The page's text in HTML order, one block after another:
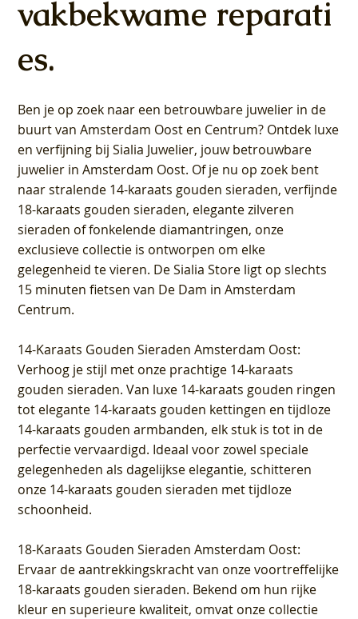
vakbekwame reparati
es.
Ben je op zoek naar een betrouwbare juwelier in de
buurt van Amsterdam Oost en Centrum? Ontdek luxe
en verfijning bij Sialia Juwelier, jouw betrouwbare
juwelier in Amsterdam Oost. Of je nu op zoek bent
naar stralende 14-karaats gouden sieraden, verfijnde
18-karaats gouden sieraden, elegante zilveren
sieraden of fonkelende diamantringen, onze
exclusieve collectie is ontworpen om elke
gelegenheid te vieren. De Sialia Store ligt op slechts
15 minuten fietsen van De Dam in Amsterdam
Centrum.
14-Karaats Gouden Sieraden Amsterdam Oost:
Verhoog je stijl met onze prachtige 14-karaats
gouden sieraden. Van luxe 14-karaats gouden ringen
tot elegante 14-karaats gouden kettingen en tijdloze
14-karaats gouden armbanden, elk stuk is tot in de
perfectie vervaardigd. Ideaal voor zowel speciale
gelegenheden als dagelijkse elegantie, schitteren
onze 14-karaats gouden sieraden met tijdloze
schoonheid.
18-Karaats Gouden Sieraden Amsterdam Oost:
Ervaar de aantrekkingskracht van onze voortreffelijke
18-karaats gouden sieraden. Bekend om hun rijke
kleur en superieure kwaliteit, omvat onze collectie